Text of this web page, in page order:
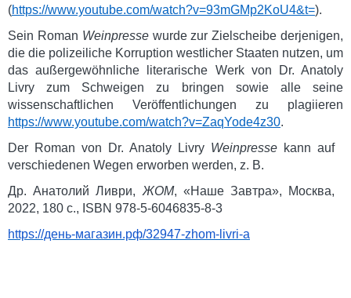
(https://www.youtube.com/watch?v=93mGMp2KoU4&t=).
Sein Roman Weinpressewurde zur Zielscheibe derjenigen,
die die polizeiliche Korruption westlicher Staaten nutzen, um
das außergewöhnliche literarische Werk von Dr. Anatoly
Livry zum Schweigen zu bringen sowie alle seine
wissenschaftlichen Veröffentlichungen zu plagiieren
https://www.youtube.com/watch?v=ZaqYode4z30.
Der Roman von Dr. Anatoly Livry Weinpresse kann auf
verschiedenen Wegen erworben werden, z. B.
Др. Анатолий Ливри, ЖОМ, «Наше Завтра», Москва,
2022, 180 с., ISBN 978-5-6046835-8-3
https://день-магазин.рф/32947-zhom- livri-a